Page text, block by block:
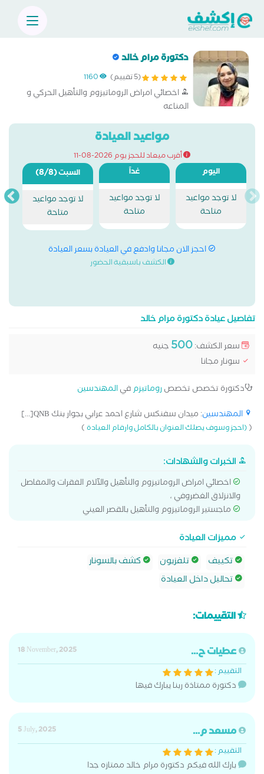
دكتورة مرام خالد
(5 تقييم) 1160
اخصائي امراض الروماتيزوم والتأهيل الحركي و
المناعه
مواعيد العيادة
أقرب ميعاد للحجز يوم 2026-08-11
اليوم
لا توجد مواعيد
متاحة
غداً
لا توجد مواعيد
متاحة
السبت(8/8)
لا توجد مواعيد
متاحة
احجز الان مجانا وادفع في العيادة بسعر العيادة
الكشف باسبقية الحضور
تفاصيل عيادة دكتورة مرام خالد
سعر الكشف:500 جنيه
سونار مجانا
دكتورة تخصص تخصصروماتيزمفيالمهندسين
المهندسين: ميدان سفنكس شارع احمد عرابي بجوار بنك QNB[...]
((احجز وسوف يصلك العنوان بالكامل وارقام العيادة)
الخبرات والشهادات:
اخصائي امراض الروماتيزوم والتأهيل والآلام الفقرات والمفاصل
والانزلاق الغضروفي ،
ماجستير الروماتيزوم والتأهيل بالقصر العيني
مميزات العيادة
تكييف
تلفزيون
كشف بالسونار
تحاليل داخل العيادة
التقييمات:
عطيات ح...
18 November, 2025
التقييم :
دكتورة ممتاذة ربنا يبارك فيها
مسعد م...
5 July, 2025
التقييم :
بارك الله فيكم دكتورة مرام خالد ممتازه جدا